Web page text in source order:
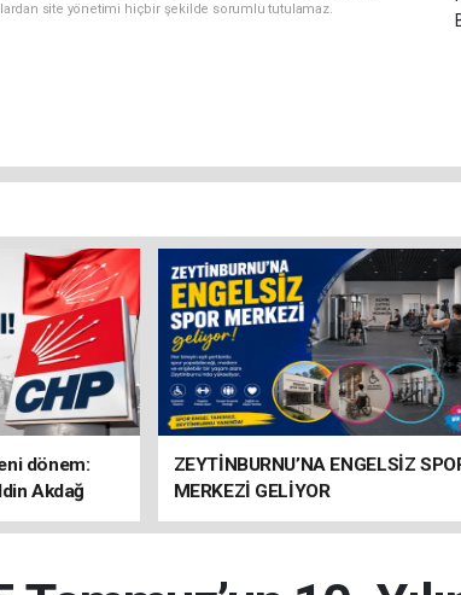
site yönetimi hiçbir şekilde sorumlu tutulamaz.
dönem:
Akdağ
ZEYTİNBURNU’NA ENGELSİZ
MERKEZİ GELİYOR